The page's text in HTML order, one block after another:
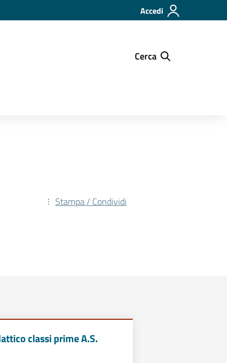
Accedi
Cerca
Stampa / Condividi
classi prime A.S.